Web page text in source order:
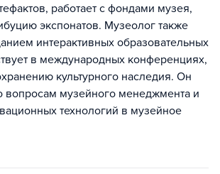
работает с фондами музея,
экспонатов. Музеолог также
интерактивных образовательных
в международных конференциях,
культурного наследия. Он
вопросам музейного менеджмента и
технологий в музейное